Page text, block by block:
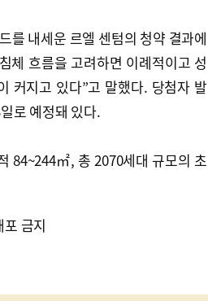
를 내세운 르엘 센텀의 청약 결과에
체 흐름을 고려하면 이례적이고 성
커지고 있다”고 말했다. 당첨자 발
로 예정돼 있다.
84~244㎡, 총 2070세대 규모의 초
금지